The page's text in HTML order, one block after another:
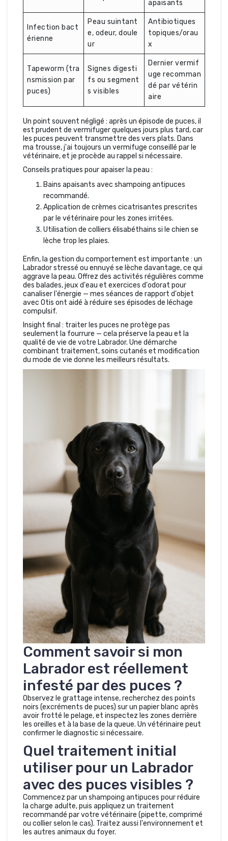
apaisants
Infection bact
érienne
Peau suintant
e, odeur, doule
ur
Antibiotiques
topiques/orau
x
Tapeworm (tra
nsmission par
puces)
Signes digesti
fs ou segment
s visibles
Dernier vermif
uge recomman
dé par vétérin
aire
Un point souvent négligé : après un épisode de puces, il
est prudent de vermifuger quelques jours plus tard, car
les puces peuvent transmettre des vers plats. Dans
ma trousse, j'ai toujours un vermifuge conseillé par le
vétérinaire, et je procède au rappel si nécessaire.
Conseils pratiques pour apaiser la peau :
Bains apaisants avec shampoing antipuces
recommandé.
Application de crèmes cicatrisantes prescrites
par le vétérinaire pour les zones irritées.
Utilisation de colliers élisabéthains si le chien se
lèche trop les plaies.
Enfin, la gestion du comportement est importante : un
Labrador stressé ou ennuyé se lèche davantage, ce qui
aggrave la peau. Offrez des activités régulières comme
des balades, jeux d'eau et exercices d'odorat pour
canaliser l'énergie — mes séances de rapport d'objet
avec Otis ont aidé à réduire ses épisodes de léchage
compulsif.
Insight final : traiter les puces ne protège pas
seulement la fourrure — cela préserve la peau et la
qualité de vie de votre Labrador. Une démarche
combinant traitement, soins cutanés et modification
du mode de vie donne les meilleurs résultats.
Comment savoir si mon
Labrador est réellement
infesté par des puces ?
Observez le grattage intense, recherchez des points
noirs (excréments de puces) sur un papier blanc après
avoir frotté le pelage, et inspectez les zones derrière
les oreilles et à la base de la queue. Un vétérinaire peut
confirmer le diagnostic si nécessaire.
Quel traitement initial
utiliser pour un Labrador
avec des puces visibles ?
Commencez par un shampoing antipuces pour réduire
la charge adulte, puis appliquez un traitement
recommandé par votre vétérinaire (pipette, comprimé
ou collier selon le cas). Traitez aussi l'environnement et
les autres animaux du foyer.